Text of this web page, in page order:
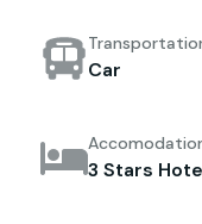
Car
3 Stars